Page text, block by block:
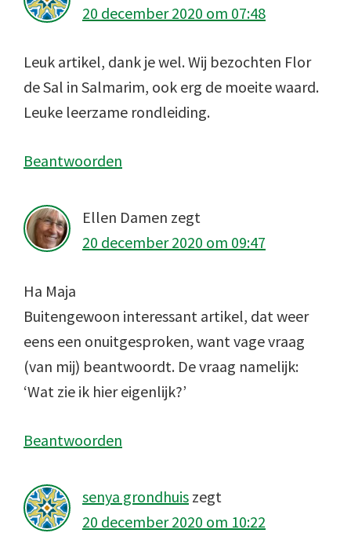
20 december 2020 om 07:48
Leuk artikel, dank je wel. Wij bezochten Flor
de Sal in Salmarim, ook erg de moeite waard.
Leuke leerzame rondleiding.
Beantwoorden
Ellen Damen zegt
20 december 2020 om 09:47
Ha Maja
Buitengewoon interessant artikel, dat weer
eens een onuitgesproken, want vage vraag
(van mij) beantwoordt. De vraag namelijk:
‘Wat zie ik hier eigenlijk?’
Beantwoorden
senya grondhuis zegt
20 december 2020 om 10:22